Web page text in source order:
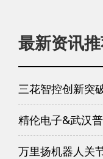
最新资讯
三花智控创新突
精伦电子&武汉
万里扬机器人关